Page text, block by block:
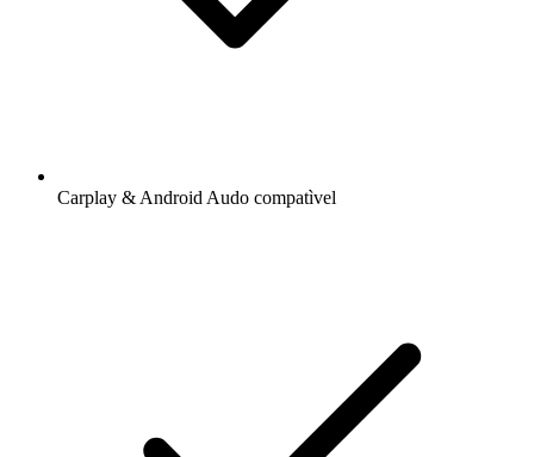
Carplay & Android Audo compatìvel